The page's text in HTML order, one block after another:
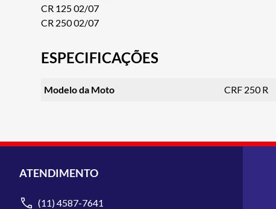
CR 125 02/07
CR 250 02/07
ESPECIFICAÇÕES
Modelo da Moto CRF 250 R
ATENDIMENTO
(11) 4587-7641